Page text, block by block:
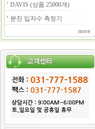
DAVIS (상품 25000개)
분진 입자수 측정기
more